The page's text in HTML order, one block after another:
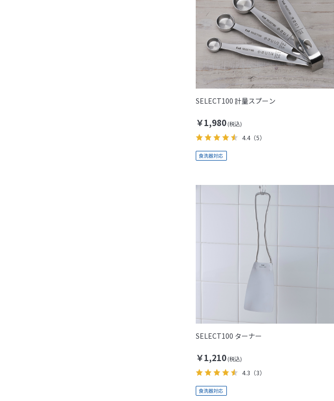
SELECT100 計量スプーン
￥1,980
4.4（5）
SELECT100 ターナー
￥1,210
4.3 （3）